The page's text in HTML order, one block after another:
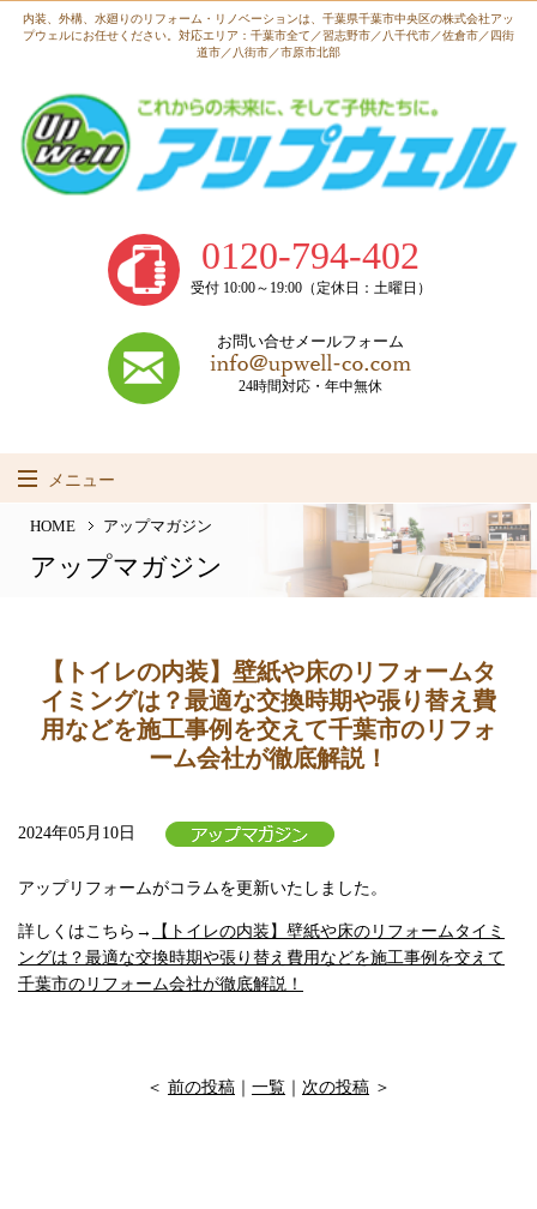
内装、外構、水廻りのリフォーム・リノベーションは、 千葉県千葉市中央区の株式会社アッ
プウェルにお任せください。 対応エリア：千葉市全て／習志野市／八千代市／佐倉市／四街
道市／八街市／市原市北部
0120-794-402
受付 10:00～19:00（定休日：土曜日）
お問い合せメールフォーム
24時間対応・年中無休
メニュー
HOME 事業内容
相談から施工まで 施工実績
HOME アップマガジン
アップマガジン
【トイレの内装】壁紙や床のリフォームタ
イミングは？最適な交換時期や張り替え費
用などを施工事例を交えて千葉市のリフォ
ーム会社が徹底解説！
2024年05月10日
アップリフォームがコラムを更新いたしました。
詳しくはこちら→
【トイレの内装】壁紙や床のリフォームタイミ
ングは？最適な交換時期や張り替え費用などを施工事例を交えて
千葉市のリフォーム会社が徹底解説！
＜ 前の投稿 一覧 次の投稿 ＞